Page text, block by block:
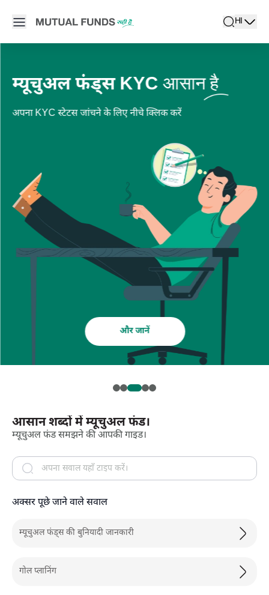
Open main menu
search
Locale
HI
active
म्यूचुअल फंड्स KYC आसान है
अपना KYC स्टेटस जांचने के लिए नीचे क्लिक करें
और जानें
आसान शब्दों में म्यूचुअल फंड।
म्यूचुअल फंड समझने की आपकी गाइड।
अक्सर पूछे जाने वाले सवाल
म्यूचुअल फंड्स की बुनियादी जानकारी
गोल प्लानिंग